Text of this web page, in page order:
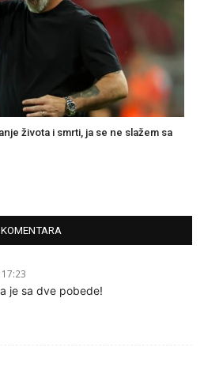
života i smrti, ja se ne slažem sa
je sa dve pobede!